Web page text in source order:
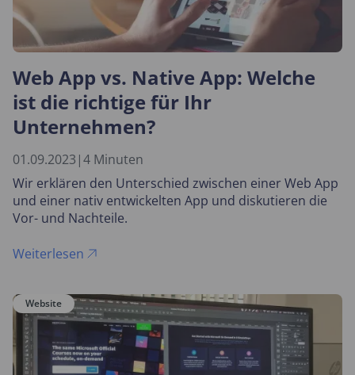
Web App vs. Native App: Welche
ist die richtige für Ihr
Unternehmen?
01.09.2023 |4 Minuten
Wir erklären den Unterschied zwischen einer Web App
und einer nativ entwickelten App und diskutieren die
Vor- und Nachteile.
Weiterlesen
Website